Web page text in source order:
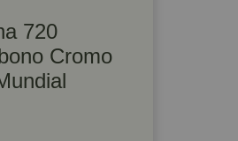
720
Cromo